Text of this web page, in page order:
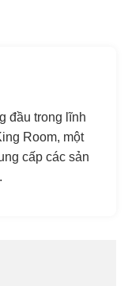
đầu trong lĩnh
Room, một
cấp các sản